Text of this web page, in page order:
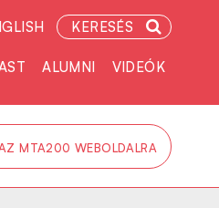
KERESÉS
ALUMNI VIDEÓK
MTA200 WEBOLDALRA